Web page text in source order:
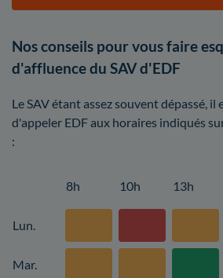
Nos conseils pour vous faire
d'affluence du SAV d'EDF
Le SAV étant assez souvent dépassé, il
d'appeler EDF aux horaires indiqués
:
8h 10h 13h
Lun.
Mar.